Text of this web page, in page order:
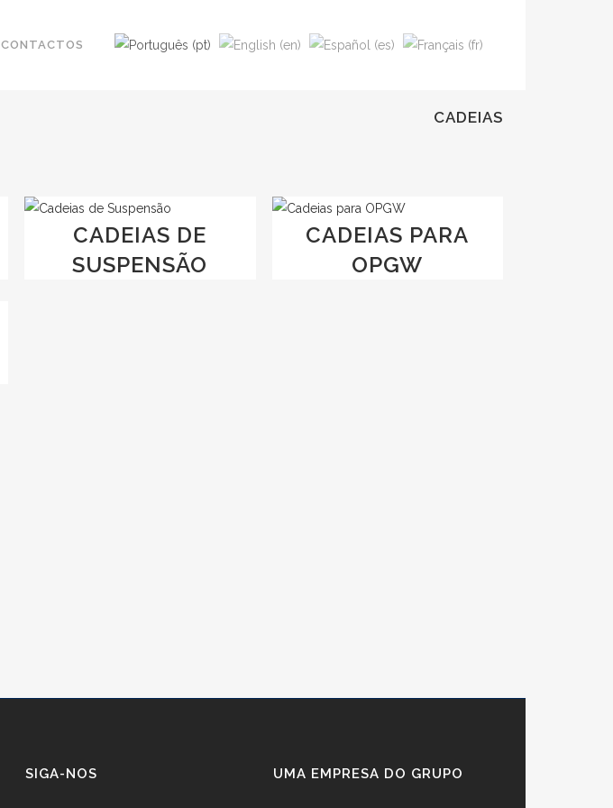
CONTACTOS
CADEIAS
CADEIAS DE
SUSPENSÃO
CADEIAS PARA
OPGW
SIGA-NOS UMA EMPRESA DO GRUPO